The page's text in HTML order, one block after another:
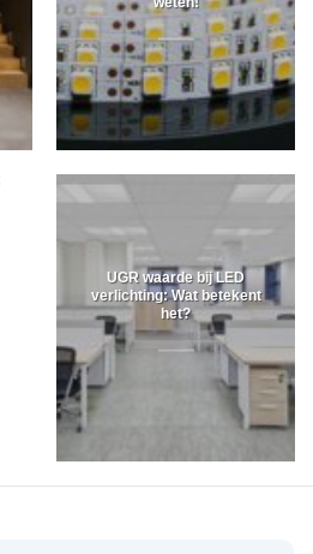
UGR waarde bij LED
verlichting: Wat betekent
het?